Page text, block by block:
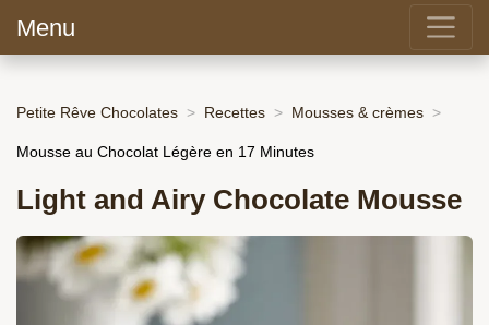
Menu
Petite Rêve Chocolates Recettes Mousses & crèmes
Mousse au Chocolat Légère en 17 Minutes
Light and Airy Chocolate Mousse